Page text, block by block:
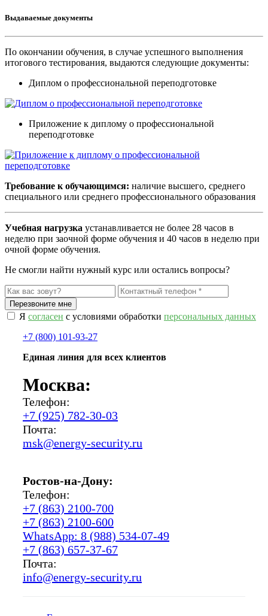
Выдаваемые документы
По окончании обучения, в случае успешного выполнения
итогового тестирования, выдаются следующие документы:
Диплом о профессиональной переподготовке
Приложение к диплому о профессиональной
переподготовке
Требование к обучающимся: наличие высшего, среднего
специального или среднего профессионального образования
Учебная нагрузка устанавливается не более 28 часов в
неделю при заочной форме обучения и 40 часов в неделю при
очной форме обучения.
Не смогли найти нужный курс или остались вопросы?
Я согласен с условиями обработки персональных данных
+7 (800) 101-93-27
Единая линия для всех клиентов
Москва:
Телефон:
+7 (925) 782-30-03
Почта:
msk@energy-security.ru
Ростов-на-Дону:
Телефон:
+7 (863) 2100-700
+7 (863) 2100-600
WhatsApp: 8 (988) 534-07-49
+7 (863) 657-37-67
Почта:
info@energy-security.ru